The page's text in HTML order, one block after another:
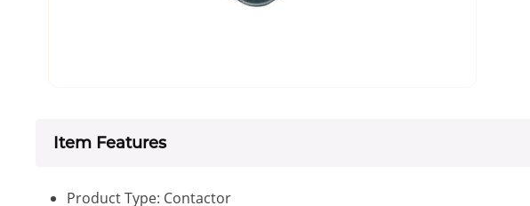
Item Features
Product Type: Contactor